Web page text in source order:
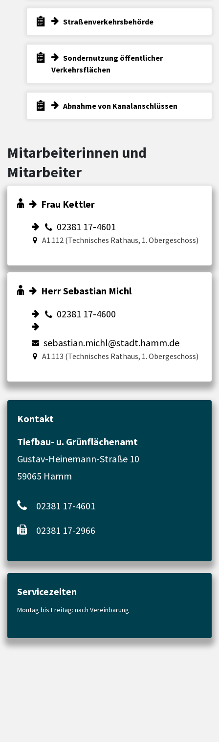
Straßenverkehrsbehörde
Sondernutzung öffentlicher
Verkehrsflächen
Abnahme von Kanalanschlüssen
Mitarbeiterinnen und
Mitarbeiter
Frau Kettler
02381 17-4601
A1.112 (Technisches Rathaus, 1. Obergeschoss)
Herr Sebastian Michl
02381 17-4600
sebastian.michl@stadt.hamm.de
A1.113 (Technisches Rathaus, 1. Obergeschoss)
Kontakt
Tiefbau- u. Grünflächenamt
Gustav-Heinemann-Straße 10
59065 Hamm
02381 17-4601
02381 17-2966
Servicezeiten
Montag bis Freitag: nach Vereinbarung